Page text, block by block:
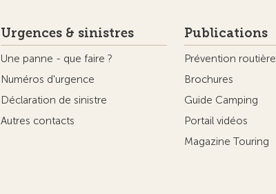
Urgences & sinistres
Une panne - que faire ?
Numéros d'urgence
Déclaration de sinistre
Autres contacts
Publications
Prévention routière
Brochures
Guide Camping
Portail vidéos
Magazine Touring